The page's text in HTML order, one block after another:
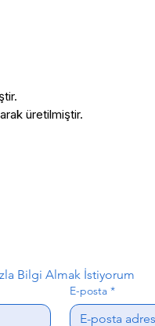
üretilmiştir.
Bilgi Almak İstiyorum
E-posta *